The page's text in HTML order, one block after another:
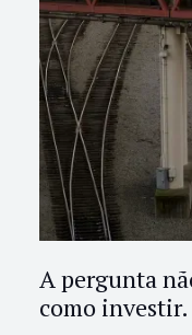
A pergunta
como investir.